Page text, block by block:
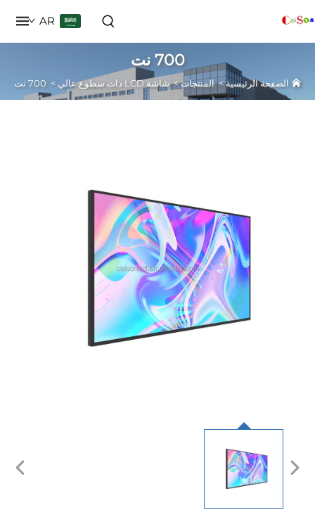
700 نت
الرئيسية>المنتجات>شاشة LCD ذات سطوع عالي >700 نت